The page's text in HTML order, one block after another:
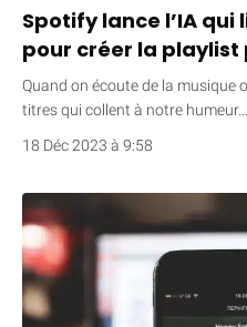
Spotify lance l’IA qui
pour créer la
Quand on écoute de la musique
titres qui collent à notre humeur…
18 Déc 2023 à 9:58